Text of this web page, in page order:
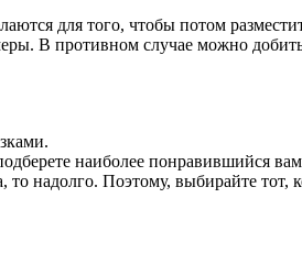
для того, чтобы потом
В противном случае можно
наиболее понравившийся
надолго. Поэтому, выбирайте тот,